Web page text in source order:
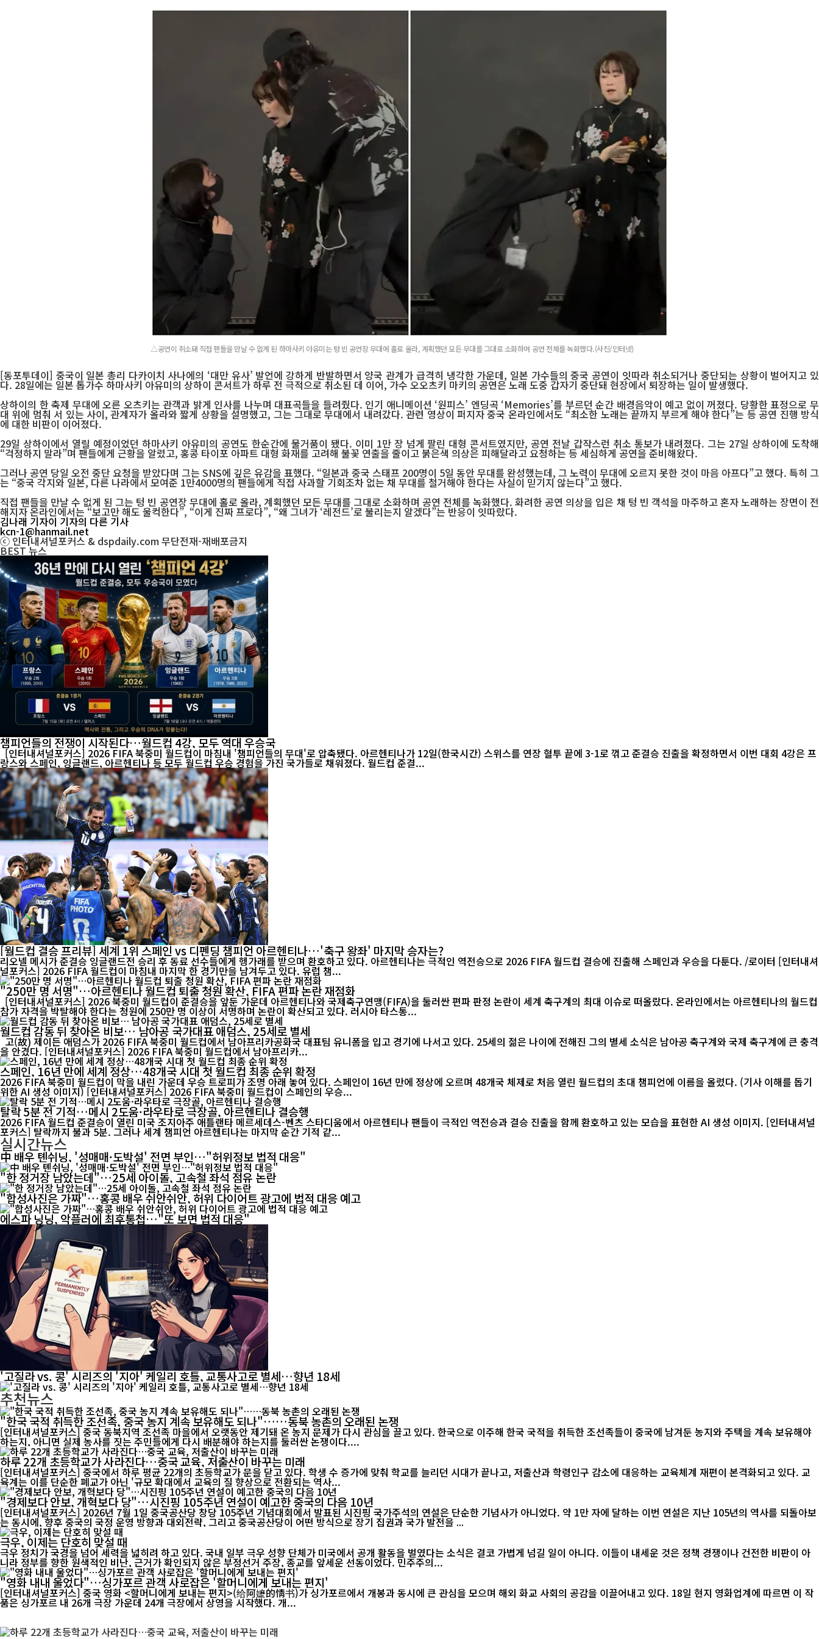
△공연이 취소돼 직접 팬들을 만날 수 없게 된 하마사키 아유미는 텅 빈 공연장 무대에 홀로 올라, 계획했던 모든 무대를 그대로 소화하며 공연 전체를 녹화했다.(사진/인터넷)
[동포투데이] 중국이 일본 총리 다카이치 사나에의 ‘대만 유사’ 발언에 강하게 반발하면서 양국 관계가 급격히 냉각한 가운데, 일본 가수들의 중국 공연이 잇따라 취소되거나 중단되는 상황이 벌어지고 있
다. 28일에는 일본 톱가수 하마사키 아유미의 상하이 콘서트가 하루 전 극적으로 취소된 데 이어, 가수 오오츠키 마키의 공연은 노래 도중 갑자기 중단돼 현장에서 퇴장하는 일이 발생했다.
상하이의 한 축제 무대에 오른 오츠키는 관객과 밝게 인사를 나누며 대표곡들을 들려줬다. 인기 애니메이션 ‘원피스’ 엔딩곡 ‘Memories’를 부르던 순간 배경음악이 예고 없이 꺼졌다. 당황한 표정으로 무
대 위에 멈춰 서 있는 사이, 관계자가 올라와 짧게 상황을 설명했고, 그는 그대로 무대에서 내려갔다. 관련 영상이 퍼지자 중국 온라인에서도 “최소한 노래는 끝까지 부르게 해야 한다”는 등 공연 진행 방식
에 대한 비판이 이어졌다.
29일 상하이에서 열릴 예정이었던 하마사키 아유미의 공연도 한순간에 물거품이 됐다. 이미 1만 장 넘게 팔린 대형 콘서트였지만, 공연 전날 갑작스런 취소 통보가 내려졌다. 그는 27일 상하이에 도착해
“걱정하지 말라”며 팬들에게 근황을 알렸고, 홍콩 타이포 아파트 대형 화재를 고려해 불꽃 연출을 줄이고 붉은색 의상은 피해달라고 요청하는 등 세심하게 공연을 준비해왔다.
그러나 공연 당일 오전 중단 요청을 받았다며 그는 SNS에 깊은 유감을 표했다. “일본과 중국 스태프 200명이 5일 동안 무대를 완성했는데, 그 노력이 무대에 오르지 못한 것이 마음 아프다”고 했다. 특히 그
는 “중국 각지와 일본, 다른 나라에서 모여준 1만4000명의 팬들에게 직접 사과할 기회조차 없는 채 무대를 철거해야 한다는 사실이 믿기지 않는다”고 했다.
직접 팬들을 만날 수 없게 된 그는 텅 빈 공연장 무대에 홀로 올라, 계획했던 모든 무대를 그대로 소화하며 공연 전체를 녹화했다. 화려한 공연 의상을 입은 채 텅 빈 객석을 마주하고 혼자 노래하는 장면이 전
해지자 온라인에서는 “보고만 해도 울컥한다”, “이게 진짜 프로다”, “왜 그녀가 ‘레전드’로 불리는지 알겠다”는 반응이 잇따랐다.
김나래 기자이 기자의 다른 기사
kcn-1@hanmail.net
ⓒ 인터내셔널포커스 & dspdaily.com 무단전재-재배포금지
BEST뉴스
챔피언들의 전쟁이 시작된다…월드컵 4강, 모두 역대 우승국
[인터내셔널포커스] 2026 FIFA 북중미 월드컵이 마침내 '챔피언들의 무대'로 압축됐다. 아르헨티나가 12일(한국시간) 스위스를 연장 혈투 끝에 3-1로 꺾고 준결승 진출을 확정하면서 이번 대회 4강은 프
랑스와 스페인, 잉글랜드, 아르헨티나 등 모두 월드컵 우승 경험을 가진 국가들로 채워졌다. 월드컵 준결...
[월드컵 결승 프리뷰] 세계 1위 스페인 vs 디펜딩 챔피언 아르헨티나…'축구 왕좌' 마지막 승자는?
리오넬 메시가 준결승 잉글랜드전 승리 후 동료 선수들에게 헹가래를 받으며 환호하고 있다. 아르헨티나는 극적인 역전승으로 2026 FIFA 월드컵 결승에 진출해 스페인과 우승을 다툰다. /로이터 [인터내셔
널포커스] 2026 FIFA 월드컵이 마침내 마지막 한 경기만을 남겨두고 있다. 유럽 챔...
"250만 명 서명"…아르헨티나 월드컵 퇴출 청원 확산, FIFA 편파 논란 재점화
[인터내셔널포커스] 2026 북중미 월드컵이 준결승을 앞둔 가운데 아르헨티나와 국제축구연맹(FIFA)을 둘러싼 편파 판정 논란이 세계 축구계의 최대 이슈로 떠올랐다. 온라인에서는 아르헨티나의 월드컵
참가 자격을 박탈해야 한다는 청원에 250만 명 이상이 서명하며 논란이 확산되고 있다. 러시아 타스통...
월드컵 감동 뒤 찾아온 비보… 남아공 국가대표 애덤스, 25세로 별세
고(故) 제이든 애덤스가 2026 FIFA 북중미 월드컵에서 남아프리카공화국 대표팀 유니폼을 입고 경기에 나서고 있다. 25세의 젊은 나이에 전해진 그의 별세 소식은 남아공 축구계와 국제 축구계에 큰 충격
을 안겼다. [인터내셔널포커스] 2026 FIFA 북중미 월드컵에서 남아프리카...
스페인, 16년 만에 세계 정상…48개국 시대 첫 월드컵 최종 순위 확정
2026 FIFA 북중미 월드컵이 막을 내린 가운데 우승 트로피가 조명 아래 놓여 있다. 스페인이 16년 만에 정상에 오르며 48개국 체제로 처음 열린 월드컵의 초대 챔피언에 이름을 올렸다. (기사 이해를 돕기
위한 AI 생성 이미지) [인터내셔널포커스] 2026 FIFA 북중미 월드컵이 스페인의 우승...
탈락 5분 전 기적…메시 2도움·라우타로 극장골, 아르헨티나 결승행
2026 FIFA 월드컵 준결승이 열린 미국 조지아주 애틀랜타 메르세데스-벤츠 스타디움에서 아르헨티나 팬들이 극적인 역전승과 결승 진출을 함께 환호하고 있는 모습을 표현한 AI 생성 이미지. [인터내셔널
포커스] 탈락까지 불과 5분. 그러나 세계 챔피언 아르헨티나는 마지막 순간 기적 같...
실시간뉴스
中 배우 톈쉬닝, '성매매·도박설' 전면 부인…"허위정보 법적 대응"
"한 정거장 남았는데"…25세 아이돌, 고속철 좌석 점유 논란
"합성사진은 가짜"…홍콩 배우 쉬안쉬안, 허위 다이어트 광고에 법적 대응 예고
에스파 닝닝, 악플러에 최후통첩…"또 보면 법적 대응"
'고질라 vs. 콩' 시리즈의 '지아' 케일리 호틀, 교통사고로 별세…향년 18세
추천뉴스
"한국 국적 취득한 조선족, 중국 농지 계속 보유해도 되나"……동북 농촌의 오래된 논쟁
[인터내셔널포커스] 중국 동북지역 조선족 마을에서 오랫동안 제기돼 온 농지 문제가 다시 관심을 끌고 있다. 한국으로 이주해 한국 국적을 취득한 조선족들이 중국에 남겨둔 농지와 주택을 계속 보유해야
하는지, 아니면 실제 농사를 짓는 주민들에게 다시 배분해야 하는지를 둘러싼 논쟁이다....
하루 22개 초등학교가 사라진다…중국 교육, 저출산이 바꾸는 미래
[인터내셔널포커스] 중국에서 하루 평균 22개의 초등학교가 문을 닫고 있다. 학생 수 증가에 맞춰 학교를 늘리던 시대가 끝나고, 저출산과 학령인구 감소에 대응하는 교육체계 재편이 본격화되고 있다. 교
육계는 이를 단순한 폐교가 아닌 '규모 확대에서 교육의 질 향상으로 전환되는 역사...
"경제보다 안보, 개혁보다 당"…시진핑 105주년 연설이 예고한 중국의 다음 10년
[인터내셔널포커스] 2026년 7월 1일 중국공산당 창당 105주년 기념대회에서 발표된 시진핑 국가주석의 연설은 단순한 기념사가 아니었다. 약 1만 자에 달하는 이번 연설은 지난 105년의 역사를 되돌아보
는 동시에, 향후 중국의 국정 운영 방향과 대외전략, 그리고 중국공산당이 어떤 방식으로 장기 집권과 국가 발전을 ...
극우, 이제는 단호히 맞설 때
극우 정치가 국경을 넘어 세력을 넓히려 하고 있다. 국내 일부 극우 성향 단체가 미국에서 공개 활동을 벌였다는 소식은 결코 가볍게 넘길 일이 아니다. 이들이 내세운 것은 정책 경쟁이나 건전한 비판이 아
니라 정부를 향한 원색적인 비난, 근거가 확인되지 않은 부정선거 주장, 종교를 앞세운 선동이었다. 민주주의...
"영화 내내 울었다"…싱가포르 관객 사로잡은 '할머니에게 보내는 편지'
[인터내셔널포커스] 중국 영화 <할머니에게 보내는 편지>(给阿嬷的情书)가 싱가포르에서 개봉과 동시에 큰 관심을 모으며 해외 화교 사회의 공감을 이끌어내고 있다. 18일 현지 영화업계에 따르면 이 작
품은 싱가포르 내 26개 극장 가운데 24개 극장에서 상영을 시작했다. 개...